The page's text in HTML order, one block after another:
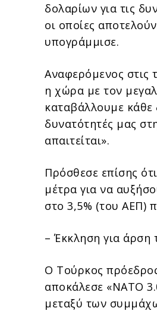
δολαρίων για τις
οι οποίες
υπογράμμισε.
Αναφερόμενος στις
η χώρα με τον
καταβάλλουμε κάθε
δυνατότητές μας
απαιτείται».
Πρόσθεσε επίσης
μέτρα για να
στο 3,5% (του ΑΕΠ)
– Έκκληση για άρση
Ο Τούρκος
αποκάλεσε «ΝΑΤΟ
μεταξύ των